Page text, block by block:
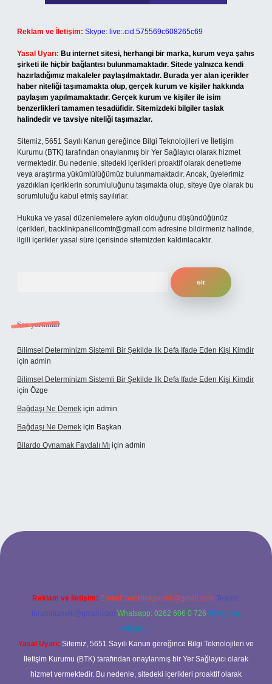
Reklam ve İletişim: Skype: live:.cid.575569c608265c69
Yasal Uyarı: Bu internet sitesi, herhangi bir marka, kurum veya şahıs
şirketi ile hiçbir bağlantısı bulunmamaktadır. Sitede yalnızca kendi
hazırladığımız makaleler paylaşılmaktadır. Burada yer alan içerikler
haber niteliği taşımamakta olup, gerçek kurum ve kişiler hakkında
paylaşım yapılmamaktadır. Gerçek kurum ve kişiler ile isim
benzerlikleri tamamen tesadüfidir. Sitemizdeki bilgiler taslak
halindedir ve tavsiye niteliği taşımazlar.
Sitemiz, 5651 Sayılı Kanun gereğince Bilgi Teknolojileri ve İletişim
Kurumu (BTK) tarafından onaylanmış bir Yer Sağlayıcı olarak hizmet
vermektedir. Bu nedenle, sitedeki içerikleri proaktif olarak denetleme
veya araştırma yükümlülüğümüz bulunmamaktadır. Ancak, üyelerimiz
yazdıkları içeriklerin sorumluluğunu taşımakta olup, siteye üye olarak bu
sorumluluğu kabul etmiş sayılırlar.
Hukuka ve yasal düzenlemelere aykırı olduğunu düşündüğünüz
içerikleri, backlinkpanelicomtr@gmail.com adresine bildirmeniz halinde,
ilgili içerikler yasal süre içerisinde sitemizden kaldırılacaktır.
Son yorumlar
Bilimsel Determinizm Sistemli Bir Şekilde Ilk Defa Ifade Eden Kişi Kimdir
için admin
Bilimsel Determinizm Sistemli Bir Şekilde Ilk Defa Ifade Eden Kişi Kimdir
için Özge
Bağdaşı Ne Demek için admin
Bağdaşı Ne Demek için Başkan
Bilardo Oynamak Faydalı Mı için admin
bahis sitesi
Reklam ve İletişim: E-mail: backlinkpaneli@gmail.com Teams:
forumhizmeti@gmail.com Whatsapp: 0262 606 0 726 Telegram:
@karabul
Yasal Uyarı: Sitemiz, 5651 Sayılı Kanun gereğince Bilgi Teknolojileri ve
İletişim Kurumu (BTK) tarafından onaylanmış bir Yer Sağlayıcı olarak
hizmet vermektedir. Bu nedenle, sitedeki içerikleri proaktif olarak